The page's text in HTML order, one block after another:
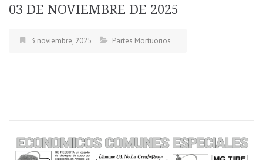
03 DE NOVIEMBRE DE 2025
3 noviembre, 2025 Partes Mortuorios